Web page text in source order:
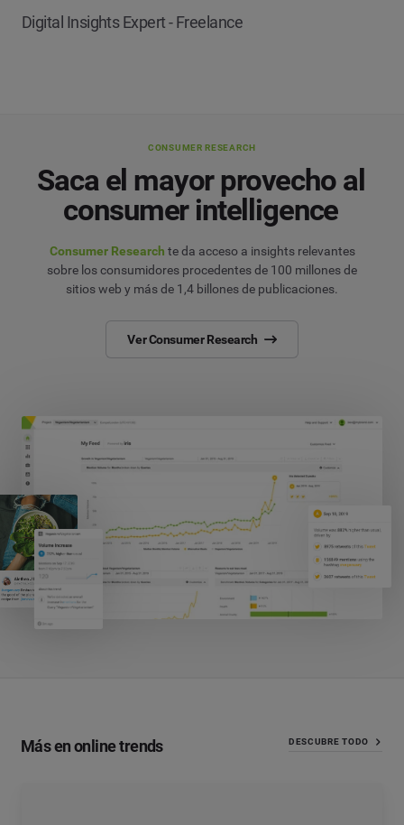
Digital Insights Expert - Freelance
CONSUMER RESEARCH
Saca el mayor provecho al
consumer intelligence
Consumer Research te da acceso a insights relevantes
sobre los consumidores procedentes de 100 millones de
sitios web y más de 1,4 billones de publicaciones.
Ver Consumer Research
Más en online trends DESCUBRE TODO